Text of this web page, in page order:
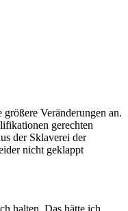
Veränderungen an.
gerechten
der Sklaverei der
nicht geklappt
halten. Das hätte ich